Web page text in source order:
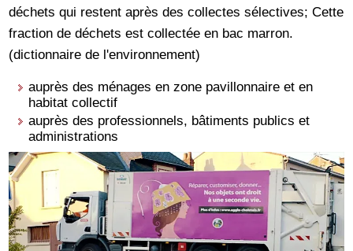
déchets qui restent après des collectes sélectives; Cette
fraction de déchets est collectée en bac marron.
(dictionnaire de l'environnement)
auprès des ménages en zone pavillonnaire et en
habitat collectif
auprès des professionnels, bâtiments publics et
administrations